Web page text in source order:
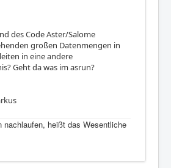
des Code Aster/Salome
großen Datenmengen in
in eine andere
Geht da was im asrun?
nachlaufen, heißt das Wesentliche